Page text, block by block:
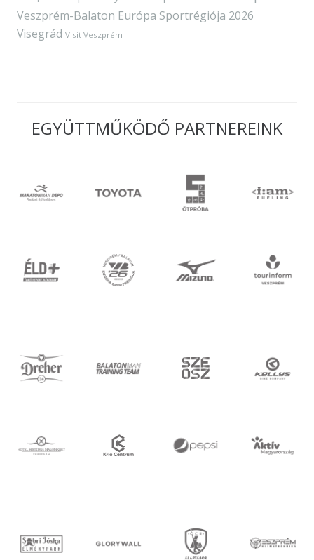
Veszprém-Balaton Európa Sportrégiója 2026
Visegrád Visit Veszprém
EGYÜTTMŰKÖDŐ PARTNEREINK